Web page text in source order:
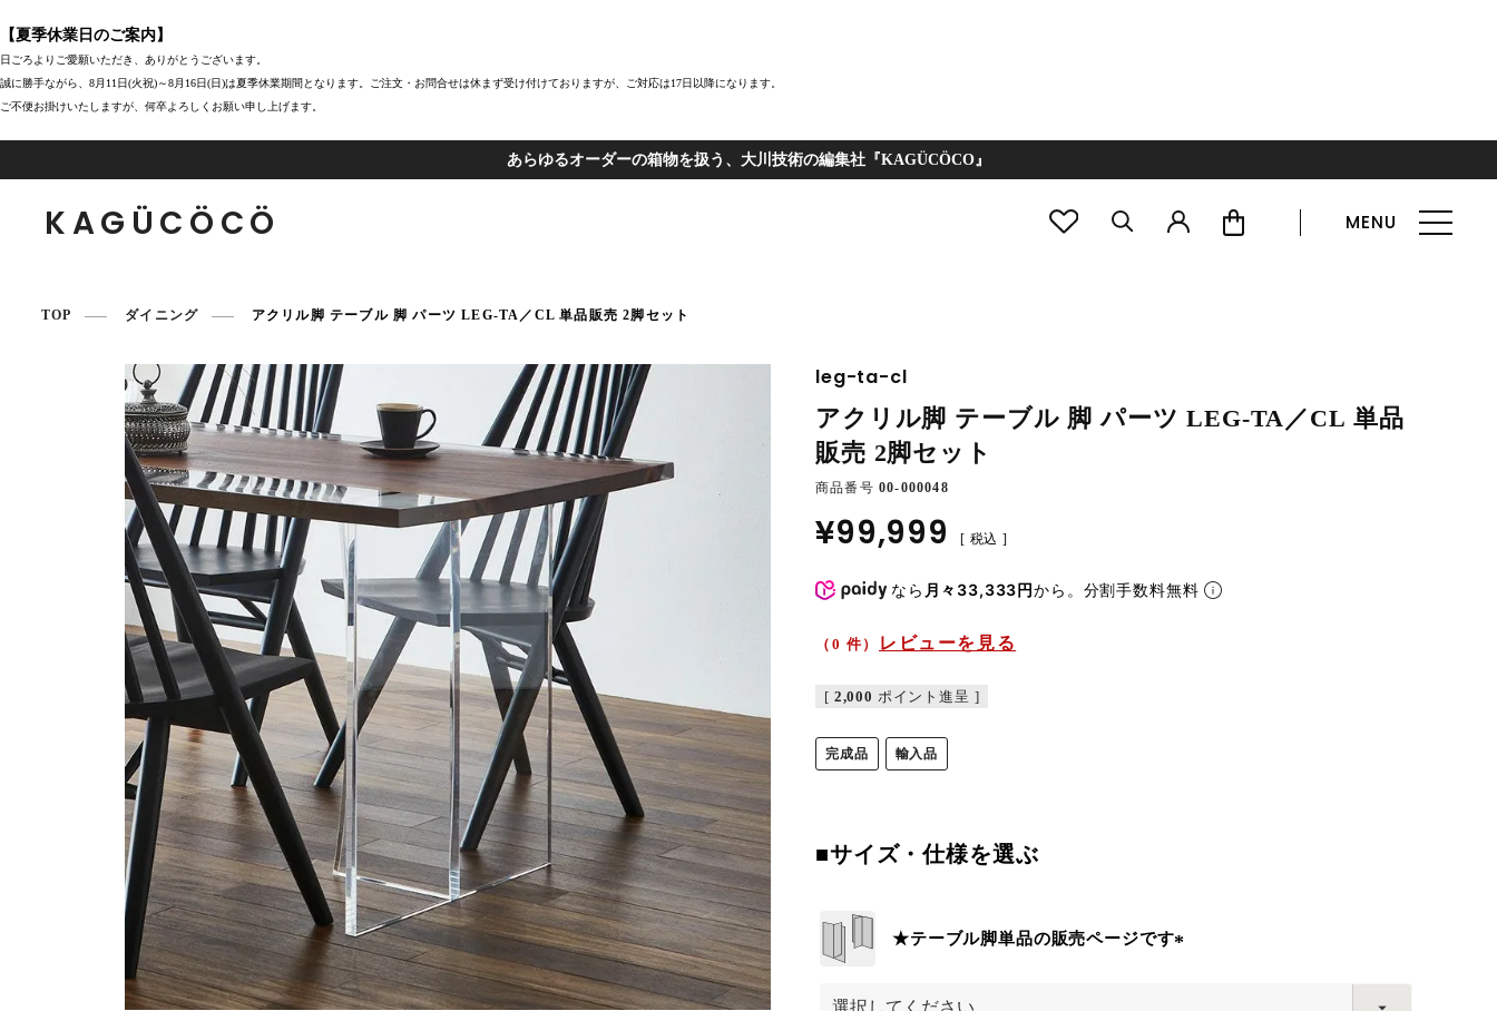
【夏季休業日のご案内】
日ごろよりご愛願いただき、ありがとうございます。
誠に勝手ながら、8月11日(火祝)～8月16日(日)は夏季休業期間となります。ご注文・お問合せは休まず受け付けておりますが、ご対応は17日以降になります。
ご不便お掛けいたしますが、何卒よろしくお願い申し上げます。
あらゆるオーダーの箱物を扱う、大川技術の編集社『KAGÜCÖCO』
KAGÜCÖCÖ MENU
TOP ダイニング アクリル脚 テーブル 脚 パーツ LEG-TA／CL 単品販売 2脚セット
leg-ta-cl
アクリル脚 テーブル 脚 パーツ LEG-TA／CL 単品
販売 2脚セット
商品番号 00-000048
¥99,999 税込
なら 月々33,333円から。分割手数料無料
（0 件） レビューを見る
[ 2,000 ポイント進呈 ]
完成品 輸入品
■サイズ・仕様を選ぶ
★テーブル脚単品の販売ページです